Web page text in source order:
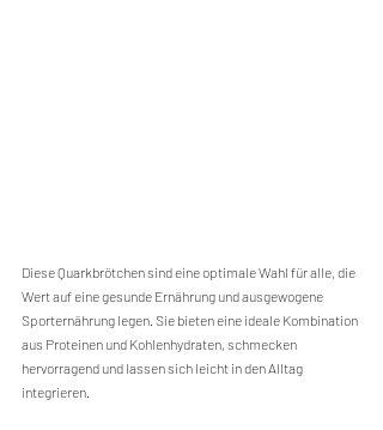
Diese Quarkbrötchen sind eine optimale Wahl für alle, die
Wert auf eine gesunde Ernährung und ausgewogene
Sporternährung legen. Sie bieten eine ideale Kombination
aus Proteinen und Kohlenhydraten, schmecken
hervorragend und lassen sich leicht in den Alltag
integrieren.